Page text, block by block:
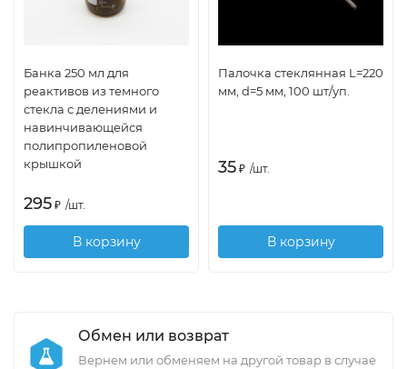
Банка 250 мл для
реактивов из темного
стекла с делениями и
навинчивающейся
полипропиленовой
крышкой
295 ₽ /шт.
В корзину
Палочка стеклянная L=220
мм, d=5 мм, 100 шт/уп.
35 ₽ /шт.
В корзину
Обмен или возврат
Вернем или обменяем на другой товар в случае